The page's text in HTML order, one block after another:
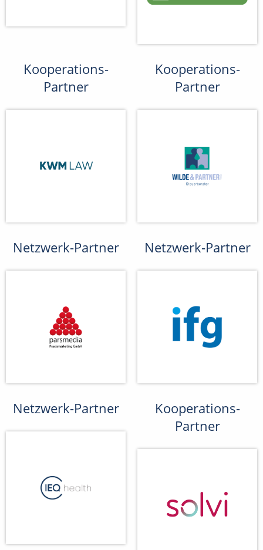
Kooperations-
Partner
Kooperations-
Partner
Netzwerk-Partner Netzwerk-Partner
Netzwerk-Partner
Kooperations-
Partner